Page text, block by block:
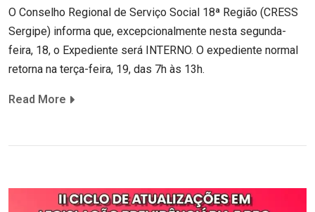
O Conselho Regional de Serviço Social 18ª Região (CRESS
Sergipe) informa que, excepcionalmente nesta segunda-
feira, 18, o Expediente será INTERNO. O expediente normal
retorna na terça-feira, 19, das 7h às 13h.
Read More